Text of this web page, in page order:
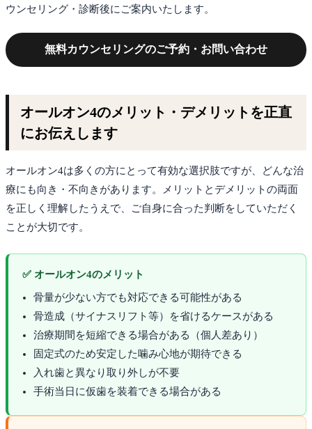
ウンセリング・診断後にご案内いたします。
無料カウンセリングのご予約・お問い合わせ
オールオン4のメリット・デメリットを正直
にお伝えします
オールオン4は多くの方にとって有効な選択肢ですが、どんな治
療にも向き・不向きがあります。メリットとデメリットの両面
を正しく理解したうえで、ご自身に合った判断をしていただく
ことが大切です。
✅ オールオン4のメリット
骨量が少ない方でも対応できる可能性がある
骨造成（サイナスリフト等）を省けるケースがある
治療期間を短縮できる場合がある（個人差あり）
固定式のため安定した噛み心地が期待できる
入れ歯と異なり取り外しが不要
手術当日に仮歯を装着できる場合がある